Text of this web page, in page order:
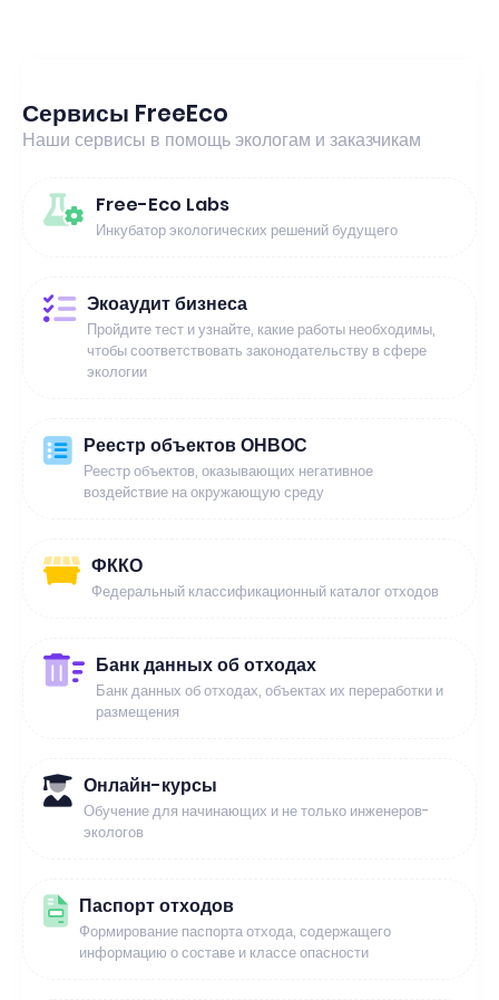
Сервисы FreeEco
Наши сервисы в помощь экологам и заказчикам
Free-Eco Labs
Инкубатор экологических решений будущего
Экоаудит бизнеса
Пройдите тест и узнайте, какие работы необходимы,
чтобы соответствовать законодательству в сфере
экологии
Реестр объектов ОНВОС
Реестр объектов, оказывающих негативное
воздействие на окружающую среду
ФККО
Федеральный классификационный каталог отходов
Банк данных об отходах
Банк данных об отходах, объектах их переработки и
размещения
Онлайн-курсы
Обучение для начинающих и не только инженеров-
экологов
Паспорт отходов
Формирование паспорта отхода, содержащего
информацию о составе и классе опасности